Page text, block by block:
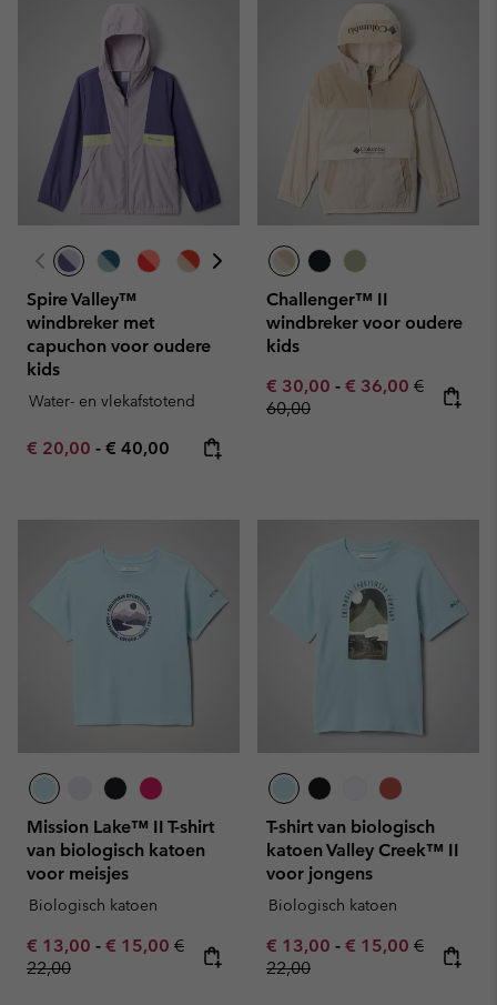
Spire Valley™
windbreker met
capuchon voor oudere
kids
Water- en vlekafstotend
Minimum sale price:
€ 20,00 - Maximum price:
€ 40,00
Challenger™ II
windbreker voor oudere
kids
Minimum sale price:
€ 30,00 - Maximum sale
€ 36,00 Regular
€
60,00
Mission Lake™ II T-shirt
van biologisch katoen
voor meisjes
Biologisch katoen
Minimum sale price:
€ 13,00 - Maximum sale price:
€ 15,00 Regular price:
€
22,00
T-shirt van biologisch
katoen Valley Creek™ II
voor jongens
Biologisch katoen
Minimum sale price:
€ 13,00 - Maximum sale
€ 15,00 Regular
€
22,00